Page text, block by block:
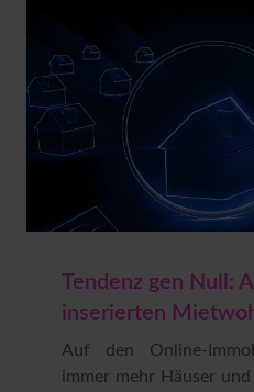
Tendenz gen Null:
inserierten
Auf den Online-
immer mehr Häuser